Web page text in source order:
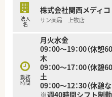
専門的な業務に集中できる
■大手チェーンならではの
法人
名
株式会社関西メディコ
サン薬局 上牧店
勤務
時間
月火水金
09：00～19：00（休憩60
木
09：00～17：00（休憩60
土
09：00～12：30（休憩な
※週40時間シフト制